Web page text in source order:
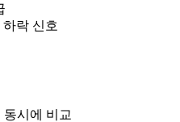
락 신호
동시에 비교